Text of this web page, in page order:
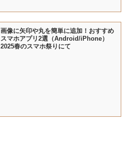
画像に矢印や丸を簡単に追加！おすすめ
スマホアプリ2選（Android/iPhone）
2025春のスマホ祭りにて